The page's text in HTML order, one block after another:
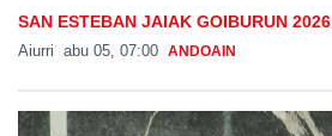
SAN ESTEBAN JAIAK GOIBURUN 2026
Aiurri abu 05, 07:00 ANDOAIN